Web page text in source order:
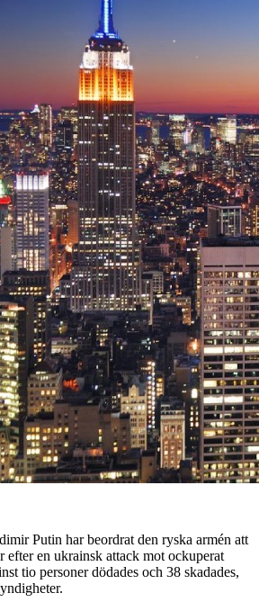
Putin har beordrat den ryska armén att
efter en ukrainsk attack mot ockuperat
tio personer dödades och 38 skadades,